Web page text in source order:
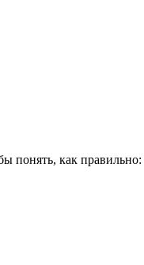
понять, как правильно: